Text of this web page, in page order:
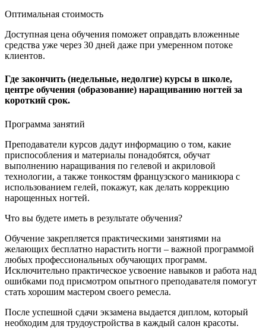
Оптимальная стоимость
Доступная цена обучения поможет оправдать вложенные
средства уже через 30 дней даже при умеренном потоке
клиентов.
Где закончить (недельные, недолгие) курсы в школе,
центре обучения (образование) наращиванию ногтей за
короткий срок.
Программа занятий
Преподаватели курсов дадут информацию о том, какие
приспособления и материалы понадобятся, обучат
выполнению наращивания по гелевой и акриловой
технологии, а также тонкостям французского маникюра с
использованием гелей, покажут, как делать коррекцию
нарощенных ногтей.
Что вы будете иметь в результате обучения?
Обучение закрепляется практическими занятиями на
желающих бесплатно нарастить ногти – важной программой
любых профессиональных обучающих программ.
Исключительно практическое усвоение навыков и работа над
ошибками под присмотром опытного преподавателя помогут
стать хорошим мастером своего ремесла.
После успешной сдачи экзамена выдается диплом, который
необходим для трудоустройства в каждый салон красоты.